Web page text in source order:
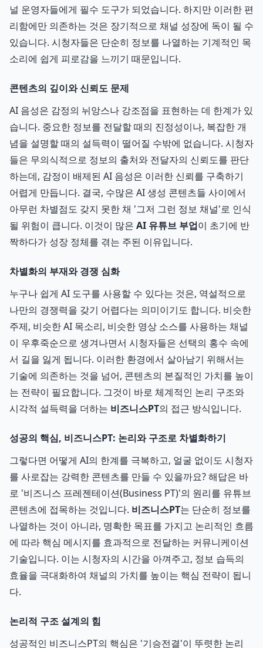
널 운영자들에게 필수 도구가 되었습니다. 하지만 이러한 편
리함에만 의존하는 것은 장기적으로 채널 성장에 독이 될 수
있습니다. 시청자들은 단순히 정보를 나열하는 기계적인 목
소리에 쉽게 피로감을 느끼기 때문입니다.
콘텐츠의 깊이와 신뢰도 문제
AI 음성은 감정의 뉘앙스나 강조점을 표현하는 데 한계가 있
습니다. 중요한 정보를 전달할 때의 진정성이나, 복잡한 개
념을 설명할 때의 설득력이 떨어질 수밖에 없습니다. 시청자
들은 무의식적으로 정보의 출처와 전달자의 신뢰도를 판단
하는데, 감정이 배제된 AI 음성은 이러한 신뢰를 구축하기
어렵게 만듭니다. 결국, 수많은 AI 생성 콘텐츠들 사이에서
아무런 차별점도 갖지 못한 채 '그저 그런 정보 채널'로 인식
될 위험이 큽니다. 이것이 많은 AI 유튜브 부업이 초기에 반
짝하다가 성장 정체를 겪는 주된 이유입니다.
차별화의 부재와 경쟁 심화
누구나 쉽게 AI 도구를 사용할 수 있다는 것은, 역설적으로
나만의 경쟁력을 갖기 어렵다는 의미이기도 합니다. 비슷한
주제, 비슷한 AI 목소리, 비슷한 영상 소스를 사용하는 채널
이 우후죽순으로 생겨나면서 시청자들은 선택의 홍수 속에
서 길을 잃게 됩니다. 이러한 환경에서 살아남기 위해서는
기술에 의존하는 것을 넘어, 콘텐츠의 본질적인 가치를 높이
는 전략이 필요합니다. 그것이 바로 체계적인 논리 구조와
시각적 설득력을 더하는 비즈니스PT의 접근 방식입니다.
성공의 핵심, 비즈니스PT: 논리와 구조로 차별화하기
그렇다면 어떻게 AI의 한계를 극복하고, 얼굴 없이도 시청자
를 사로잡는 강력한 콘텐츠를 만들 수 있을까요? 해답은 바
로 '비즈니스 프레젠테이션(Business PT)'의 원리를 유튜브
콘텐츠에 접목하는 것입니다. 비즈니스PT는 단순히 정보를
나열하는 것이 아니라, 명확한 목표를 가지고 논리적인 흐름
에 따라 핵심 메시지를 효과적으로 전달하는 커뮤니케이션
기술입니다. 이는 시청자의 시간을 아껴주고, 정보 습득의
효율을 극대화하여 채널의 가치를 높이는 핵심 전략이 됩니
다.
논리적 구조 설계의 힘
성공적인 비즈니스PT의 핵심은 '기승전결'이 뚜렷한 논리